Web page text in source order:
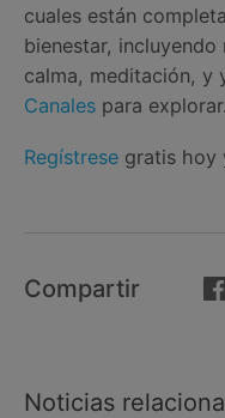
cuales están
bienestar,
calma, meditación, y
Canales para explorar.
Regístrese gratis hoy
Compartir
Noticias